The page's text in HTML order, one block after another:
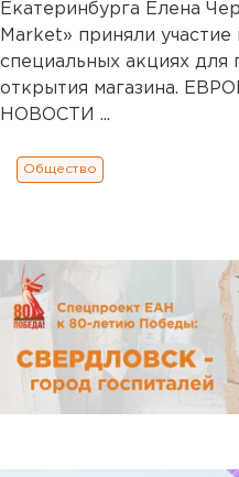
Екатеринбурга Елена
Market» приняли
специальных акциях для
открытия магазина.
НОВОСТИ ...
Общество